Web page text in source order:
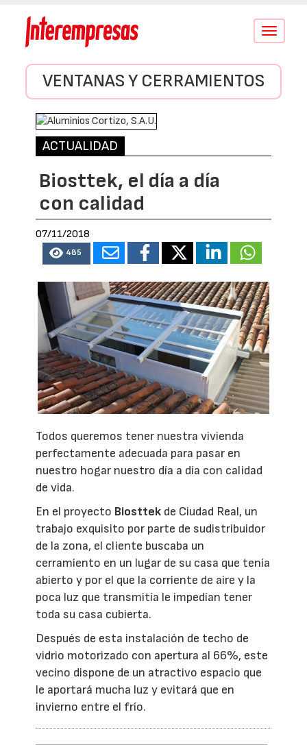
Conmutar
VENTANAS Y CERRAMIENTOS
ACTUALIDAD
Biosttek, el día a día
con calidad
07/11/2018
485
Todos queremos tener nuestra vivienda
perfectamente adecuada para pasar en
nuestro hogar nuestro día a día con calidad
de vida.
En el proyecto Biosttek de Ciudad Real, un
trabajo exquisito por parte de sudistribuidor
de la zona, el cliente buscaba un
cerramiento en un lugar de su casa que tenía
abierto y por el que la corriente de aire y la
poca luz que transmitía le impedían tener
toda su casa cubierta.
Después de esta instalación de techo de
vidrio motorizado con apertura al 66%, este
vecino dispone de un atractivo espacio que
le aportará mucha luz y evitará que en
invierno entre el frío.